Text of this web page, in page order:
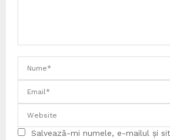
Salvează-mi numele, e-mailul și